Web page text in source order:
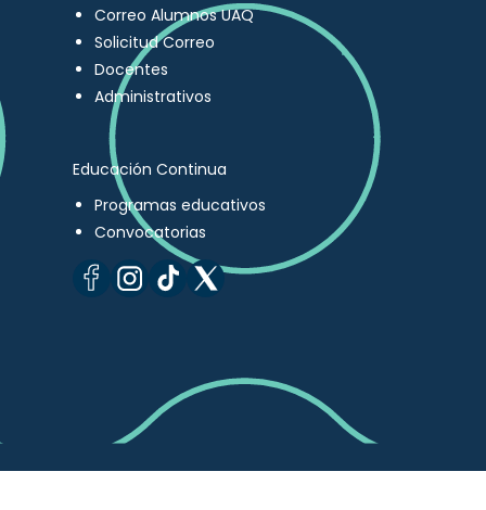
Correo Alumnos UAQ
Solicitud Correo
Docentes
Administrativos
Educación Continua
Programas educativos
Convocatorias